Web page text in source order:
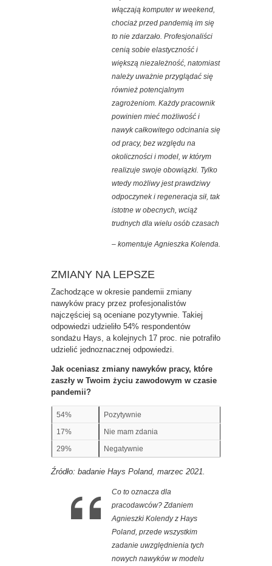
włączają komputer w weekend,
chociaż przed pandemią im się
to nie zdarzało. Profesjonaliści
cenią sobie elastyczność i
większą niezależność, natomiast
należy uważnie przyglądać się
również potencjalnym
zagrożeniom. Każdy pracownik
powinien mieć możliwość i
nawyk całkowitego odcinania się
od pracy, bez względu na
okoliczności i model, w którym
realizuje swoje obowiązki. Tylko
wtedy możliwy jest prawdziwy
odpoczynek i regeneracja sił, tak
istotne w obecnych, wciąż
trudnych dla wielu osób czasach
– komentuje Agnieszka Kolenda.
ZMIANY NA LEPSZE
Zachodzące w okresie pandemii zmiany
nawyków pracy przez profesjonalistów
najczęściej są oceniane pozytywnie. Takiej
odpowiedzi udzieliło 54% respondentów
sondażu Hays, a kolejnych 17 proc. nie potrafiło
udzielić jednoznacznej odpowiedzi.
Jak oceniasz zmiany nawyków pracy, które
zaszły w Twoim życiu zawodowym w czasie
pandemii?
54%
Pozytywnie
17%
Nie mam zdania
29%
Negatywnie
Źródło: badanie Hays Poland, marzec 2021.
Co to oznacza dla
pracodawców? Zdaniem
Agnieszki Kolendy z Hays
Poland, przede wszystkim
zadanie uwzględnienia tych
nowych nawyków w modelu